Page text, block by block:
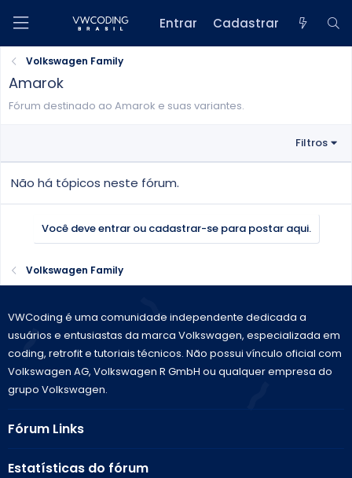
Entrar Cadastrar
Volkswagen Family
Amarok
Fórum destinado ao Amarok e suas variantes.
Filtros
Não há tópicos neste fórum.
Você deve entrar ou cadastrar-se para postar aqui.
Volkswagen Family
VWCoding é uma comunidade independente dedicada a
usuários e entusiastas da marca Volkswagen, especializada em
coding, retrofit e tutoriais técnicos. Não possui vínculo oficial com
Volkswagen AG, Volkswagen R GmbH ou qualquer empresa do
grupo Volkswagen.
Fórum Links
Estatísticas do fórum